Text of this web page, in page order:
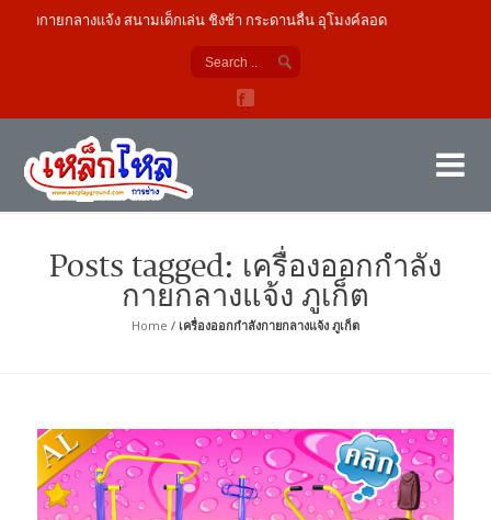
กายกลางแจ้ง สนามเด็กเล่น ชิงช้า กระดานลื่น อุโมงค์ลอด
Posts tagged: เครื่องออกกำลัง
กายกลางแจ้ง ภูเก็ต
Home / เครื่องออกกำลังกายกลางแจ้ง ภูเก็ต